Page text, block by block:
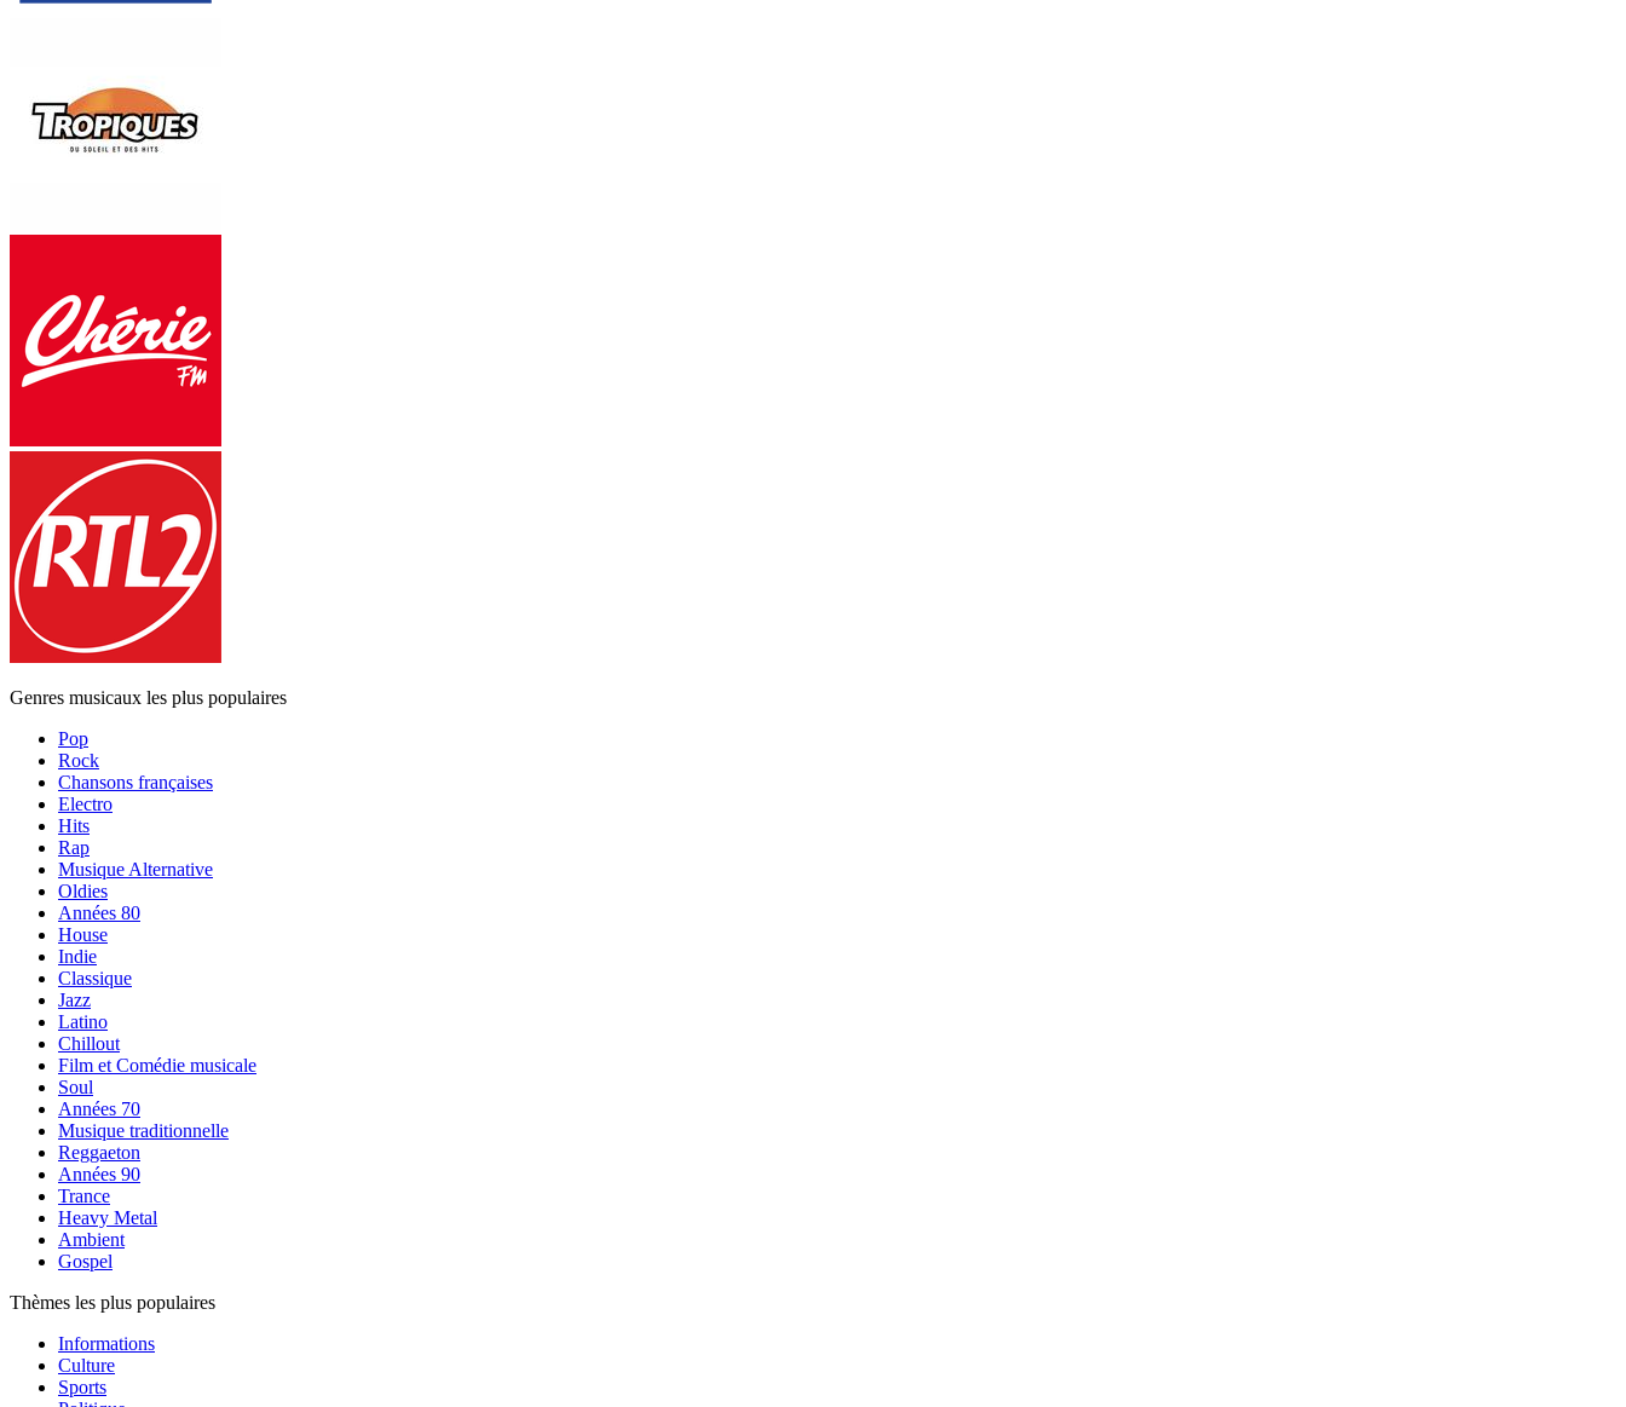
Genres musicaux les plus populaires
Pop
Rock
Chansons françaises
Electro
Hits
Rap
Musique Alternative
Oldies
Années 80
House
Indie
Classique
Jazz
Latino
Chillout
Film et Comédie musicale
Soul
Années 70
Musique traditionnelle
Reggaeton
Années 90
Trance
Heavy Metal
Ambient
Gospel
Thèmes les plus populaires
Informations
Culture
Sports